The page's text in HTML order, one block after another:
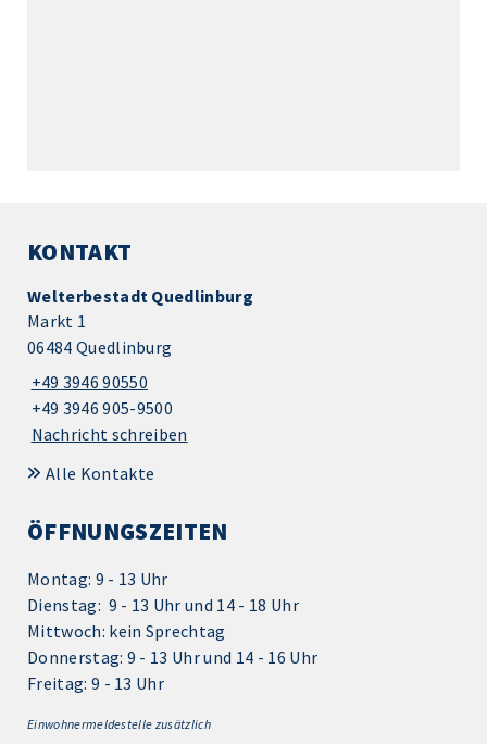
KONTAKT
Welterbestadt Quedlinburg
Markt 1
06484 Quedlinburg
+49 3946 90550
+49 3946 905-9500
Nachricht schreiben
Alle Kontakte
ÖFFNUNGSZEITEN
Montag: 9 - 13 Uhr
Dienstag: 9 - 13 Uhr und 14 - 18 Uhr
Mittwoch: kein Sprechtag
Donnerstag: 9 - 13 Uhr und 14 - 16 Uhr
Freitag: 9 - 13 Uhr
Einwohnermeldestelle zusätzlich